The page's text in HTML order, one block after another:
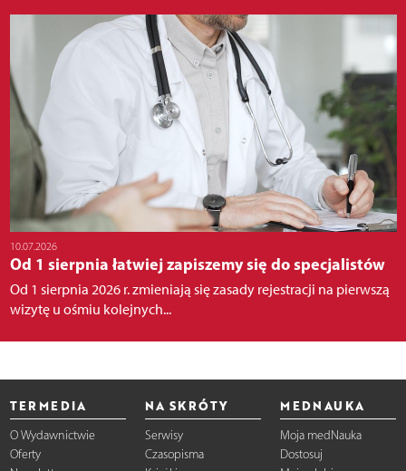
10.07.2026
Od 1 sierpnia łatwiej zapiszemy się do specjalistów
Od 1 sierpnia 2026 r. zmieniają się zasady rejestracji na pierwszą
wizytę u ośmiu kolejnych...
TERMEDIA
O Wydawnictwie
Oferty
NA SKRÓTY
Serwisy
Czasopisma
MEDNAUKA
Moja medNauka
Dostosuj